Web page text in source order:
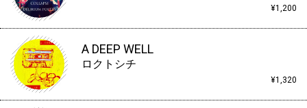
¥1,200
A DEEP WELL
ロクトシチ
¥1,320